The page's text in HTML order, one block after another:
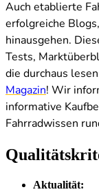
Auch etablierte
erfolgreiche
hinausgehen.
Tests,
die durchaus
Magazin! Wir
informative
Fahrradwissen
Aktualität: